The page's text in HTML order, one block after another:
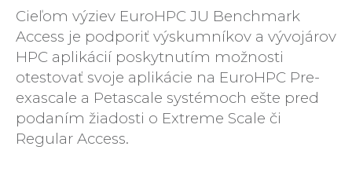
Cieľom výziev EuroHPC JU Benchmark
Access je podporiť výskumníkov a vývojárov
HPC aplikácií poskytnutím možnosti
otestovať svoje aplikácie na EuroHPC Pre-
exascale a Petascale systémoch ešte pred
podaním žiadosti o Extreme Scale či
Regular Access.